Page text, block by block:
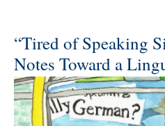
“Tired of Speaking
Notes Toward a